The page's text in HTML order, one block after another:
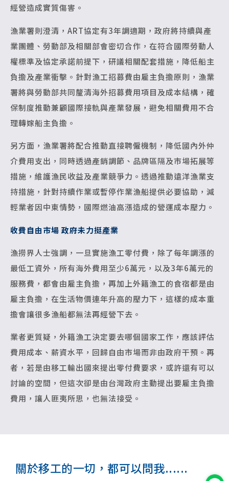
經營造成實質傷害。
漁業署則澄清，ART協定有3年調適期，政府將持續與產
業團體、勞動部及相關部會密切合作，在符合國際勞動人
權標準及協定承諾前提下，研議相關配套措施，降低船主
負擔及產業衝擊。針對漁工招募費由雇主負擔原則，漁業
署將與勞動部共同釐清海外招募費用項目及成本結構，確
保制度推動兼顧國際接軌與產業發展，避免相關費用不合
理轉嫁船主負擔。
另方面，漁業署將配合推動直接聘僱機制，降低國內外仲
介費用支出，同時透過產銷調節、品牌區隔及市場拓展等
措施，維護漁民收益及產業競爭力。透過推動遠洋漁業支
持措施，針對持續作業或暫停作業漁船提供必要協助，減
輕業者因中東情勢，國際燃油高漲造成的營運成本壓力。
收費自由市場 政府未力挺產業
漁撈界人士強調，一旦實施漁工零付費，除了每年調漲的
最低工資外，所有海外費用至少6萬元，以及3年6萬元的
服務費，都會由雇主負擔，再加上外籍漁工的食宿都是由
雇主負擔，在生活物價連年升高的壓力下，這樣的成本重
擔會讓很多漁船都無法再經營下去。
業者更質疑，外籍漁工決定要去哪個國家工作，應該評估
費用成本、薪資水平，回歸自由市場而非由政府干預。再
者，若是由移工輸出國來提出零付費要求，或許還有可以
討論的空間，但這次卻是由台灣政府主動提出要雇主負擔
費用，讓人匪夷所思，也無法接受。
關於移工的一切，都可以問我......